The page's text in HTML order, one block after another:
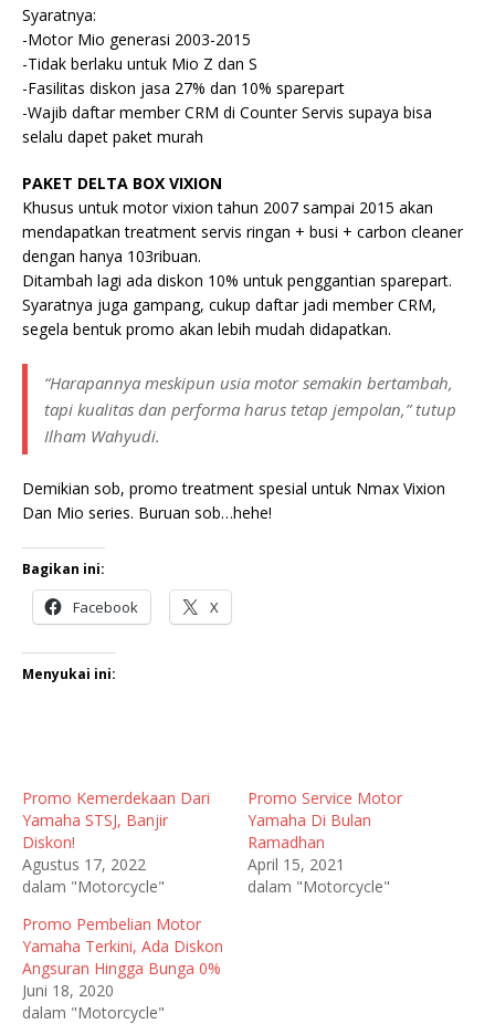
Syaratnya:
-Motor Mio generasi 2003-2015
-Tidak berlaku untuk Mio Z dan S
-Fasilitas diskon jasa 27% dan 10% sparepart
-Wajib daftar member CRM di Counter Servis supaya bisa
selalu dapet paket murah
PAKET DELTA BOX VIXION
Khusus untuk motor vixion tahun 2007 sampai 2015 akan
mendapatkan treatment servis ringan + busi + carbon cleaner
dengan hanya 103ribuan.
Ditambah lagi ada diskon 10% untuk penggantian sparepart.
Syaratnya juga gampang, cukup daftar jadi member CRM,
segela bentuk promo akan lebih mudah didapatkan.
“Harapannya meskipun usia motor semakin bertambah,
tapi kualitas dan performa harus tetap jempolan,” tutup
Ilham Wahyudi.
Demikian sob, promo treatment spesial untuk Nmax Vixion
Dan Mio series. Buruan sob…hehe!
Bagikan ini:
Facebook X
Menyukai ini:
Promo Kemerdekaan Dari
Yamaha STSJ, Banjir
Diskon!
Agustus 17, 2022
dalam "Motorcycle"
Promo Service Motor
Yamaha Di Bulan
Ramadhan
April 15, 2021
dalam "Motorcycle"
Promo Pembelian Motor
Yamaha Terkini, Ada Diskon
Angsuran Hingga Bunga 0%
Juni 18, 2020
dalam "Motorcycle"